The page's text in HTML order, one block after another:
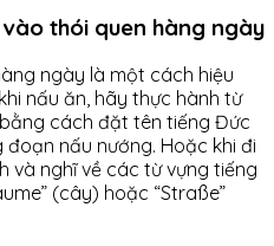
thói quen hàng ngày
ngày là một cách hiệu
nấu ăn, hãy thực hành từ
bằng cách đặt tên tiếng Đức
nấu nướng. Hoặc khi đi
và nghĩ về các từ vựng tiếng
(cây) hoặc “Straße”